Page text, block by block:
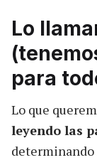
Lo
para
Lo que
leyendo las
determinando